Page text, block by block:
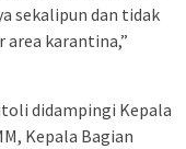
sekalipun dan tidak
karantina,”
didampingi Kepala
Kepala Bagian